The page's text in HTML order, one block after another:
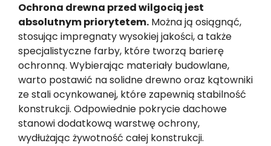
Ochrona drewna przed wilgocią jest
absolutnym priorytetem. Można ją osiągnąć,
stosując impregnaty wysokiej jakości, a także
specjalistyczne farby, które tworzą barierę
ochronną. Wybierając materiały budowlane,
warto postawić na solidne drewno oraz kątowniki
ze stali ocynkowanej, które zapewnią stabilność
konstrukcji. Odpowiednie pokrycie dachowe
stanowi dodatkową warstwę ochrony,
wydłużając żywotność całej konstrukcji.